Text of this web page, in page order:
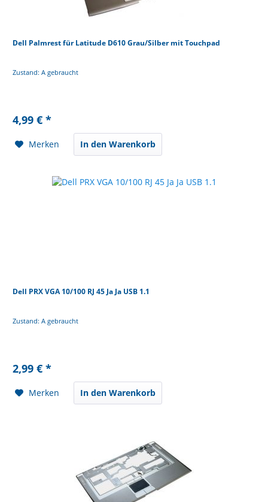
Dell Palmrest für Latitude D610 Grau/Silber mit Touchpad
Zustand: A gebraucht
4,99 € *
Merken In den Warenkorb
Dell PRX VGA 10/100 RJ 45 Ja Ja USB 1.1
Zustand: A gebraucht
2,99 € *
Merken In den Warenkorb